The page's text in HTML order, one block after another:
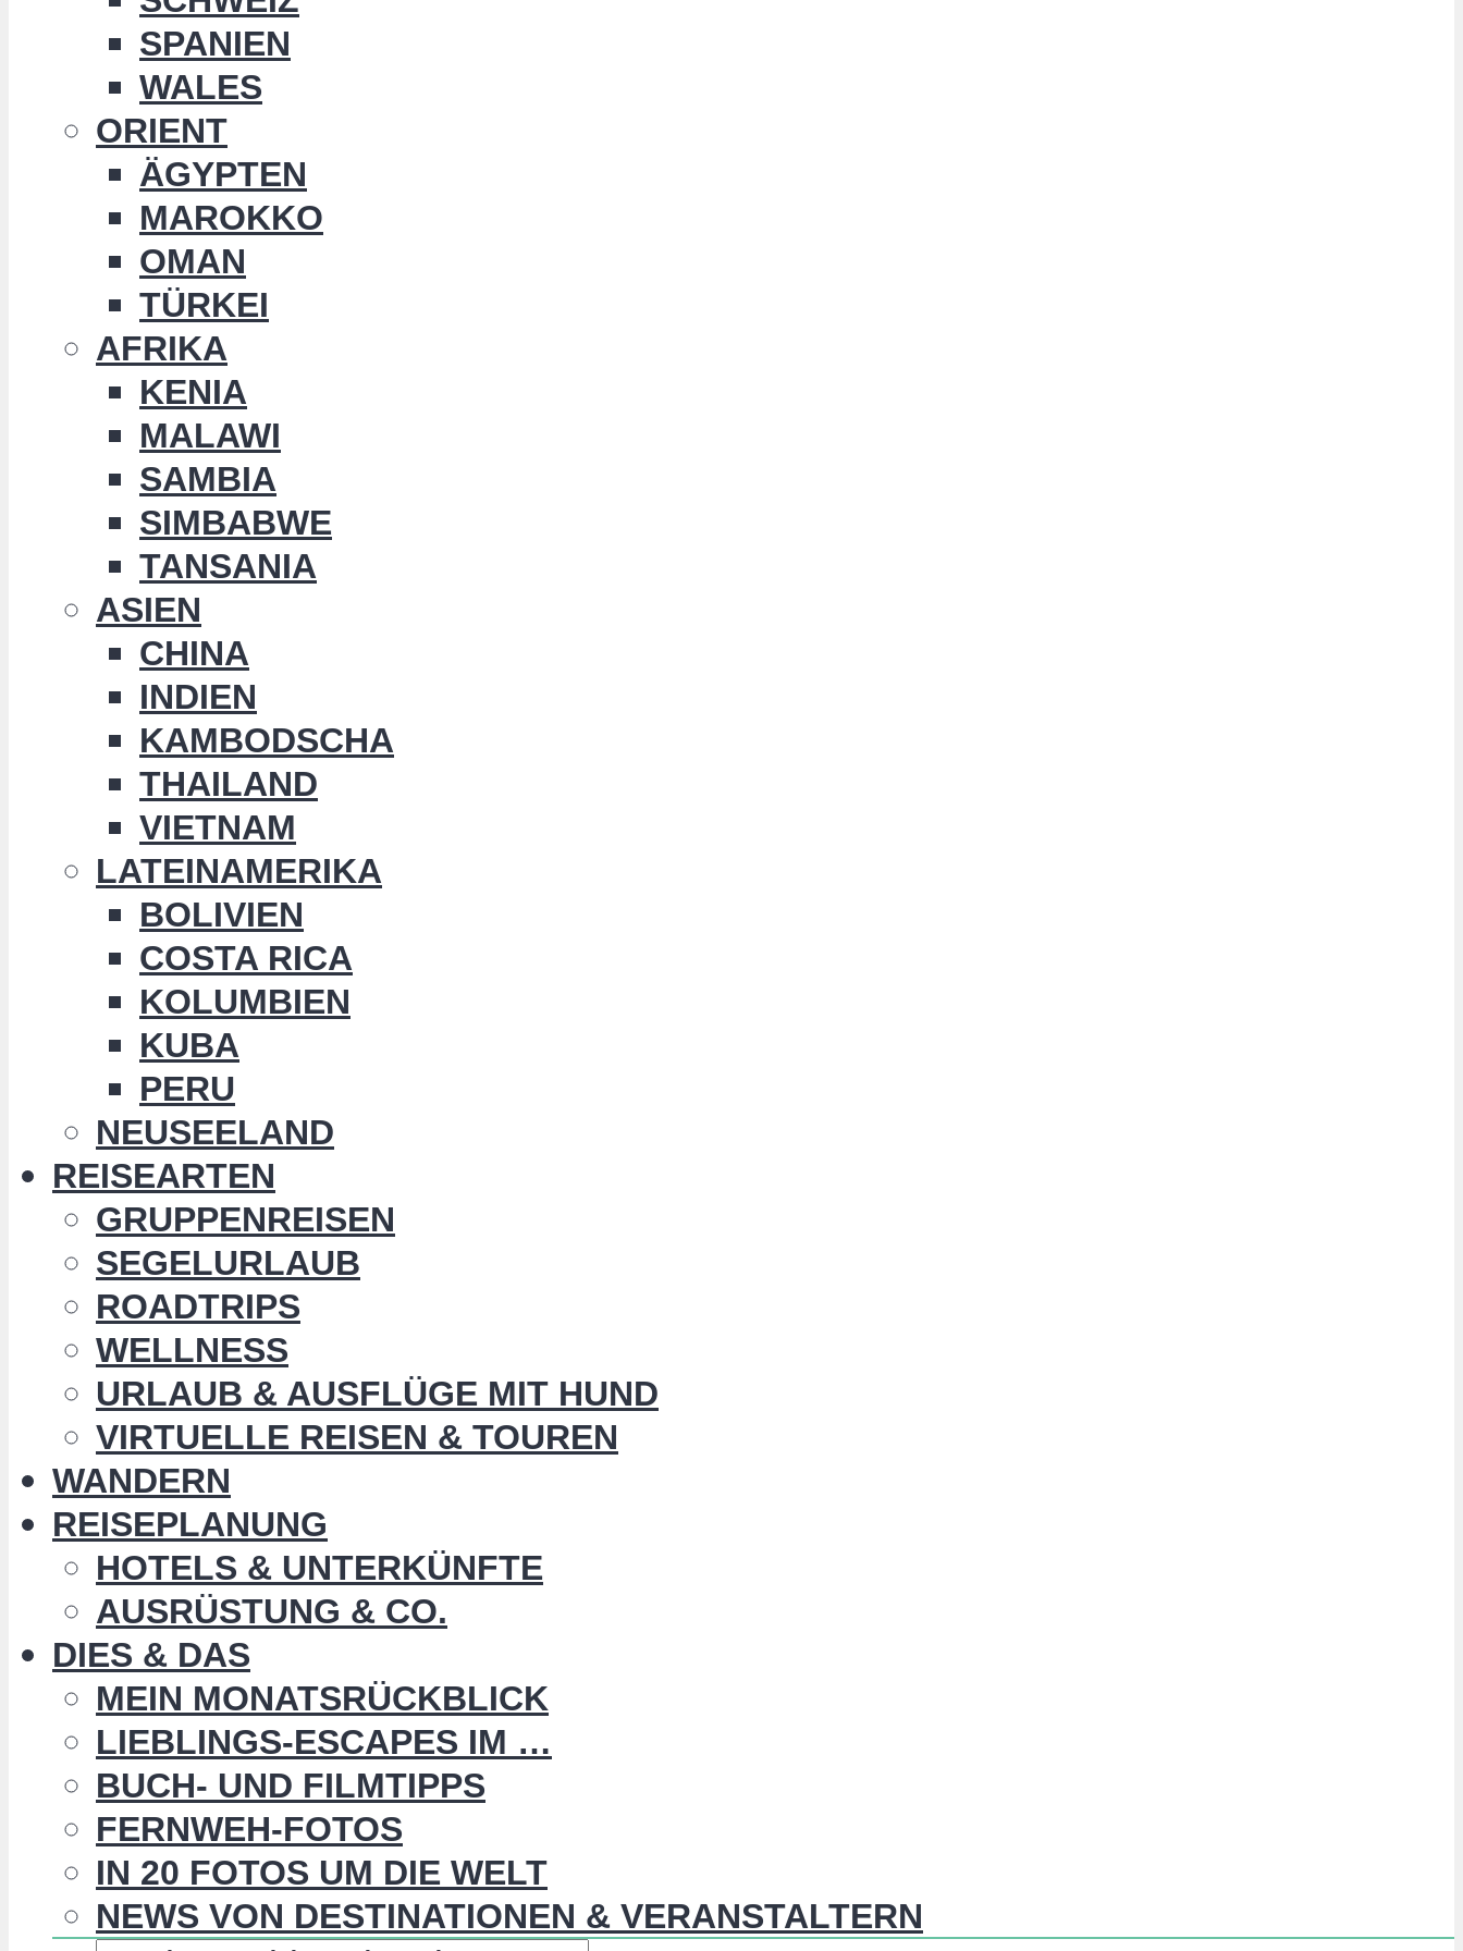
SPANIEN
WALES
ORIENT
ÄGYPTEN
MAROKKO
OMAN
TÜRKEI
AFRIKA
KENIA
MALAWI
SAMBIA
SIMBABWE
TANSANIA
ASIEN
CHINA
INDIEN
KAMBODSCHA
THAILAND
VIETNAM
LATEINAMERIKA
BOLIVIEN
COSTA RICA
KOLUMBIEN
KUBA
PERU
NEUSEELAND
REISEARTEN
GRUPPENREISEN
SEGELURLAUB
ROADTRIPS
WELLNESS
URLAUB & AUSFLÜGE MIT HUND
VIRTUELLE REISEN & TOUREN
WANDERN
REISEPLANUNG
HOTELS & UNTERKÜNFTE
AUSRÜSTUNG & CO.
DIES & DAS
MEIN MONATSRÜCKBLICK
LIEBLINGS-ESCAPES IM …
BUCH- UND FILMTIPPS
FERNWEH-FOTOS
IN 20 FOTOS UM DIE WELT
NEWS VON DESTINATIONEN & VERANSTALTERN